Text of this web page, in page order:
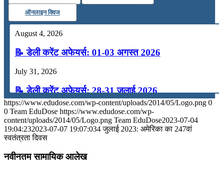
टुडेज जीके
Menu Menu
ऑनलाइन क्विज
August 4, 2026
📝 डेली करेंट अफेयर्स: 01-03 अगस्त 2026
July 31, 2026
📝 डेली करेंट अफेयर्स: 28-31 जुलाई 2026
July 28, 2026
📝 डेली करेंट अफेयर्स: 25-27 जुलाई 2026
https://www.edudose.com/wp-content/uploads/2014/05/Logo.png 0
0 Team EduDose https://www.edudose.com/wp-
content/uploads/2014/05/Logo.png Team EduDose2023-07-04
19:04:232023-07-07 19:07:034 जुलाई 2023: अमेरिका का 247वां
स्वतंत्रता दिवस
नवीनतम सामायिक आलेख